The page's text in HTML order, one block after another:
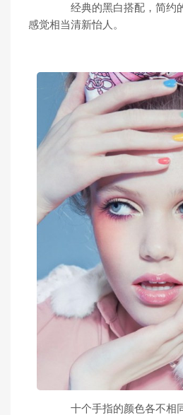
经典的黑白搭配，简约的
感觉相当清新怡人。
十个手指的颜色各不相